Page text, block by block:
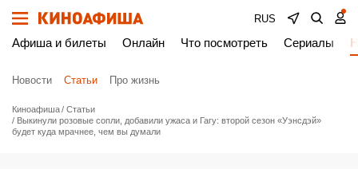
RUS
Афиша и билеты Онлайн Что посмотреть Сериалы
Новости Статьи Про жизнь
Киноафиша
Статьи
Выкинули розовые сопли, добавили ужаса и Гагу: второй сезон «Уэнсдэй»
будет куда мрачнее, чем вы думали